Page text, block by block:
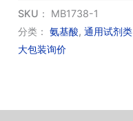
氨
酰
胺
SKU： MB1738-1
分类： 氨基酸, 通用试剂类
大包装询价